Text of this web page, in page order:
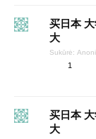
买日本
大
Sukūrė:
1
买日本
大